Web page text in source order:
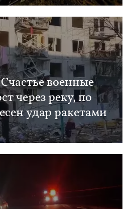
военные
через реку, по
удар ракетами